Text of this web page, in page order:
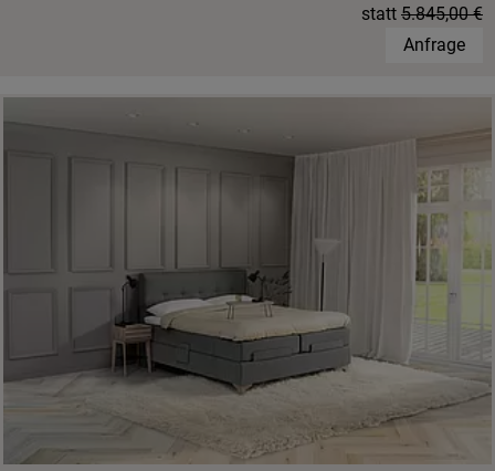
statt 5.845,00 €
Anfrage